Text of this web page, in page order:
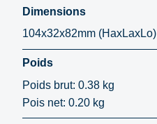
Dimensions
104x32x82mm (HaxLaxLo)
Poids
Poids brut: 0.38 kg
Pois net: 0.20 kg